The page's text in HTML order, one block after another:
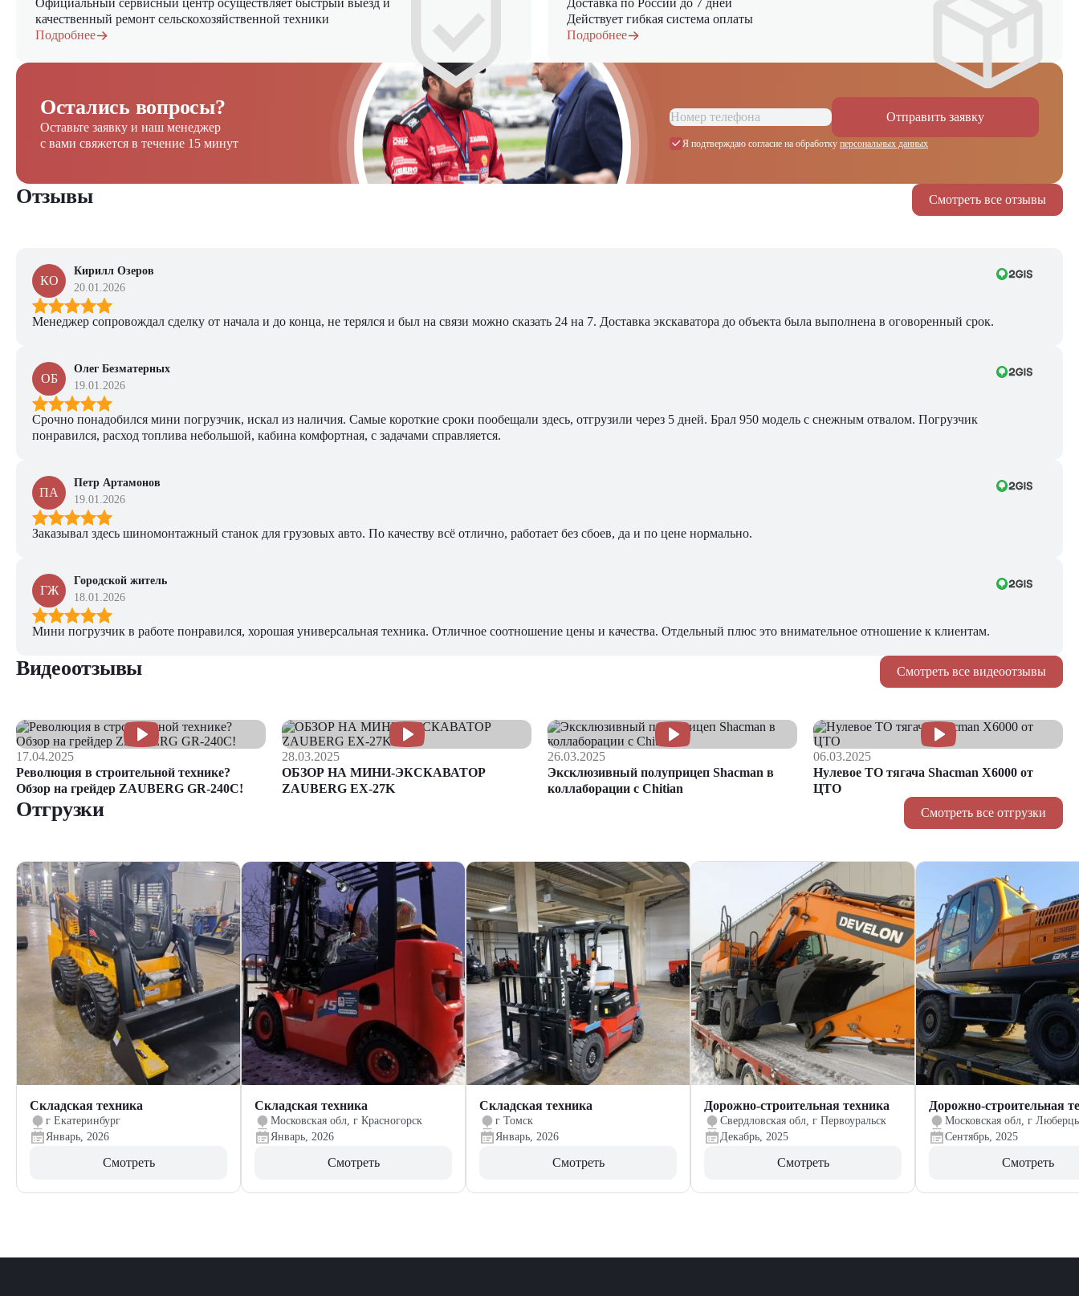
Официальный сервисный центр осуществляет быстрый выезд и
качественный ремонт сельскохозяйственной техники
Подробнее
Доставка по России до 7 дней
Действует гибкая система оплаты
Подробнее
Остались вопросы?
Оставьте заявку и наш менеджер
с вами свяжется в течение 15 минут
Отправить заявку
Я подтверждаю согласие на обработку персональных данных
Смотреть все отзывы
Отзывы
КО
Кирилл Озеров
20.01.2026
Менеджер сопровождал сделку от начала и до конца, не терялся и был на связи можно сказать 24 на 7. Доставка экскаватора до объекта была выполнена в оговоренный срок.
ОБ
Олег Безматерных
19.01.2026
Срочно понадобился мини погрузчик, искал из наличия. Самые короткие сроки пообещали здесь, отгрузили через 5 дней. Брал 950 модель с снежным отвалом. Погрузчик
понравился, расход топлива небольшой, кабина комфортная, с задачами справляется.
ПА
Петр Артамонов
19.01.2026
Заказывал здесь шиномонтажный станок для грузовых авто. По качеству всё отлично, работает без сбоев, да и по цене нормально.
ГЖ
Городской житель
18.01.2026
Мини погрузчик в работе понравился, хорошая универсальная техника. Отличное соотношение цены и качества. Отдельный плюс это внимательное отношение к клиентам.
Смотреть все видеоотзывы
Видеоотзывы
17.04.2025
Революция в строительной технике?
Обзор на грейдер ZAUBERG GR-240C!
28.03.2025
ОБЗОР НА МИНИ-ЭКСКАВАТОР
ZAUBERG EX-27K
26.03.2025
Эксклюзивный полуприцеп Shacman в
коллаборации с Chitian
06.03.2025
Нулевое ТО тягача Shacman Х6000 от
ЦТО
Смотреть все отгрузки
Отгрузки
Складская техника
г Екатеринбург
Январь, 2026
Смотреть
Складская техника
Московская обл, г Красногорск
Январь, 2026
Смотреть
Складская техника
г Томск
Январь, 2026
Смотреть
Дорожно-строительная техника
Свердловская обл, г Первоуральск
Декабрь, 2025
Смотреть
Дорожно-строительная
Московская обл, г
Сентябрь, 2025
Смотреть